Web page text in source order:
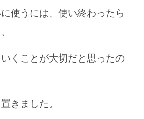
使うには、使い終わったら
いくことが大切だと思ったの
きました。